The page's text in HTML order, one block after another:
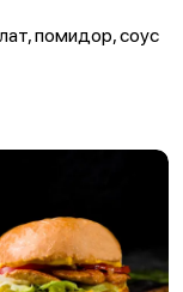
помидор, соус